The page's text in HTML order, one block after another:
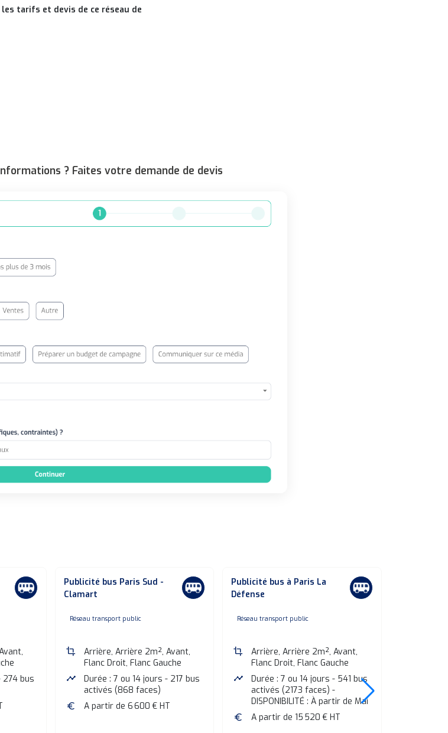
tarifs et devis de ce réseau de
? Faites votre demande de devis
274 bus
Publicité bus Paris Sud -
Clamart
none
Réseau transport public
crop
Arrière, Arrière 2m², Avant,
Flanc Droit, Flanc Gauche
timeline
Durée : 7 ou 14 jours - 217 bus
activés (868 faces)
euro
A partir de 6 600 € HT
Publicité bus à Paris La
Défense
none
Réseau transport public
crop
Arrière, Arrière 2m², Avant,
Flanc Droit, Flanc Gauche
timeline
Durée : 7 ou 14 jours - 541 bus
activés (2173 faces) -
DISPONIBILITÉ : À partir de Mai
euro
A partir de 15 520 € HT